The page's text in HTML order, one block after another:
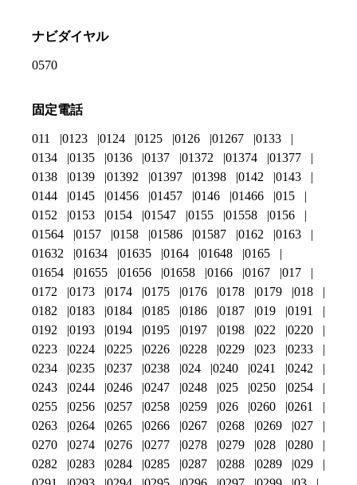
ナビダイヤル
0570
固定電話
011 0123 0124 0125 0126 01267
0133
0134
0135 0136 0137 01372 01374
01377
0138
0139 01392 01397 01398 0142
0143
0144
0145 01456 01457 0146 01466
015
0152
0153 0154 01547 0155 01558
0156
01564
0157 0158 01586 01587 0162
0163
01632
01634 01635 0164 01648
0165
01654
01655 01656 01658 0166 0167
017
0172
0173 0174 0175 0176 0178 0179
018
0182
0183 0184 0185 0186 0187 019
0191
0192
0193 0194 0195 0197 0198 022
0220
0223
0224 0225 0226 0228 0229 023
0233
0234
0235 0237 0238 024 0240 0241
0242
0243
0244 0246 0247 0248 025 0250
0254
0255
0256 0257 0258 0259 026 0260
0261
0263
0264 0265 0266 0267 0268 0269
027
0270
0274 0276 0277 0278 0279 028
0280
0282
0283 0284 0285 0287 0288 0289
029